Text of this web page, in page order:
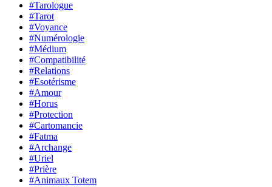
#Tarologue
#Tarot
#Voyance
#Numérologie
#Médium
#Compatibilité
#Relations
#Esotérisme
#Amour
#Horus
#Protection
#Cartomancie
#Fatma
#Archange
#Uriel
#Prière
#Animaux Totem